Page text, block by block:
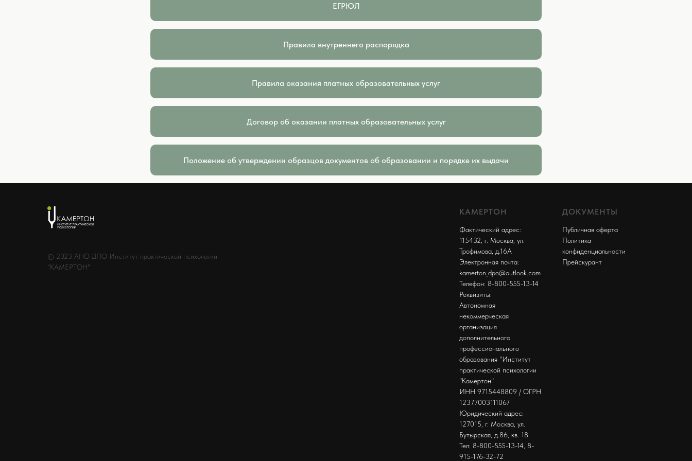
ЕГРЮЛ
Правила внутреннего распорядка
Правила оказания платных образовательных услуг
Договор об оказании платных образовательных услуг
Положение об утверждении образцов документов об образовании и порядке их выдачи
© 2023 АНО ДПО Институт практической психологии
"КАМЕРТОН"
КАМЕРТОН
Фактический адрес:
115432, г. Москва, ул.
Трофимова, д.16А
Электронная почта:
kamerton_dpo@outlook.com
Телефон: 8-800-555-13-14
Реквизиты:
Автономная
некоммерческая
организация
дополнительного
профессионального
образования "Институт
практической психологии
"Камертон"
ИНН 9715448809 / ОГРН
12377003111067
Юридический адрес:
127015, г. Москва, ул.
Бутырская, д.86, кв. 18
Тел: 8-800-555-13-14, 8-
915-176-32-72
ДОКУМЕНТЫ
Публичная оферта
Политика
конфиденциальности
Прейскурант